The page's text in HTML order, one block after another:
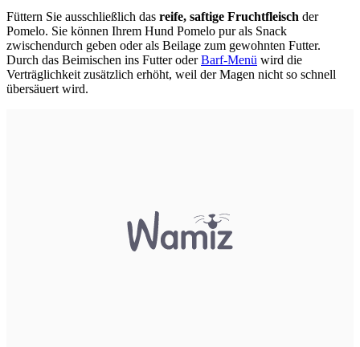
Füttern Sie ausschließlich das reife, saftige Fruchtfleisch der
Pomelo. Sie können Ihrem Hund Pomelo pur als Snack
zwischendurch geben oder als Beilage zum gewohnten Futter.
Durch das Beimischen ins Futter oderBarf-Menü wird die
Verträglichkeit zusätzlich erhöht, weil der Magen nicht so schnell
übersäuert wird.